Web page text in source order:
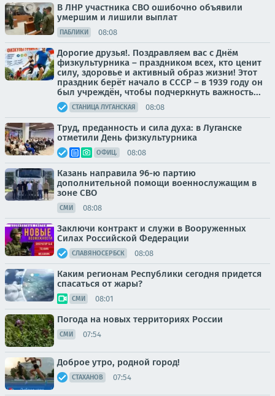
В ЛНР участника СВО ошибочно объявили
умершим и лишили выплат
ПАБЛИКИ 08:08
Дорогие друзья!. Поздравляем вас с Днём
физкультурника – праздником всех, кто ценит
силу, здоровье и активный образ жизни! Этот
праздник берёт начало в СССР – в 1939 году он
был учреждён, чтобы подчеркнуть важность...
СТАНИЦА ЛУГАНСКАЯ 08:08
Труд, преданность и сила духа: в Луганске
отметили День физкультурника
ОФИЦ. 08:08
Казань направила 96-ю партию
дополнительной помощи военнослужащим в
зоне СВО
СМИ 08:08
Заключи контракт и служи в Вооруженных
Силах Российской Федерации
СЛАВЯНОСЕРБСК 08:08
Каким регионам Республики сегодня придется
спасаться от жары?
СМИ 08:01
Погода на новых территориях России
СМИ 07:54
Доброе утро, родной город!
СТАХАНОВ 07:54